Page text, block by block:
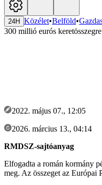
24H Közélet•Belföld•
300 millió eurós
2022. május 07., 12:05
2026. március 13., 04:14
RMDSZ-sajtóanyag
Elfogadta a román kormány
meg. Az összeget az Európai